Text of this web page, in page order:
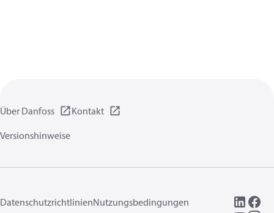
Über Danfoss
Kontakt
Versionshinweise
DatenschutzrichtlinienNutzungsbedingungen